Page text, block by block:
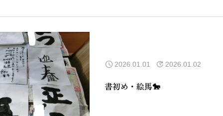
2026.01.01 2026.01.02
書初め・絵馬🐎